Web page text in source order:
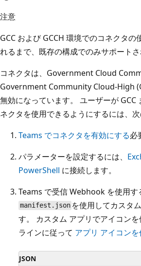
注意
GCC および GCCH 環境でのコネクタの
れるまで、既存の構成でのみサポートさ
コネクタは、Government Cloud
Government Community Cloud-High
無効になっています。 ユーザーが GCC
ネクタを使用できるようにするには、次
Teams でコネクタを有効にする必
パラメーターを設定するには、
PowerShell に接続します。
Teams で受信 Webhook を使用す
manifest.json を使用してカスタ
す。 カスタム アプリでアイコン
ラインに従って アプリ アイコン
JSON